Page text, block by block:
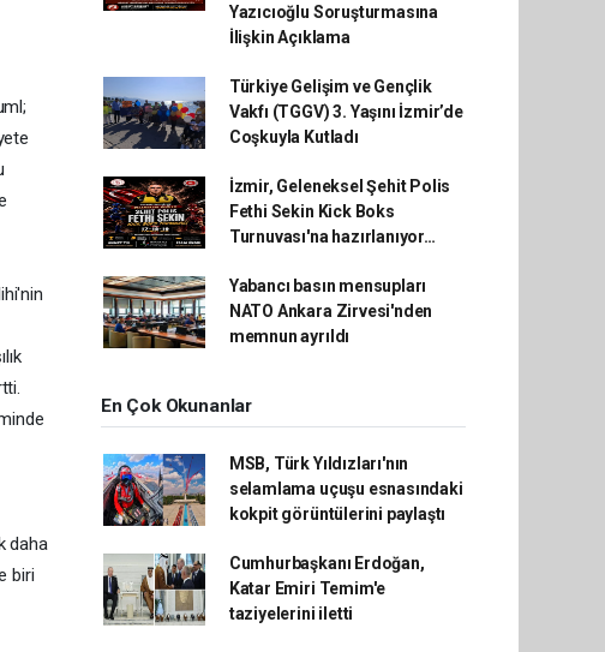
daha
biri
Yazıcıoğlu Soruşturmasına
İlişkin Açıklama
Türkiye Gelişim ve Gençlik
Vakfı (TGGV) 3. Yaşını İzmir’de
Coşkuyla Kutladı
İzmir, Geleneksel Şehit Polis
Fethi Sekin Kick Boks
Turnuvası'na hazırlanıyor…
Yabancı basın mensupları
NATO Ankara Zirvesi'nden
memnun ayrıldı
En Çok Okunanlar
MSB, Türk Yıldızları'nın
selamlama uçuşu esnasındaki
kokpit görüntülerini paylaştı
Cumhurbaşkanı Erdoğan,
Katar Emiri Temim'e
taziyelerini iletti